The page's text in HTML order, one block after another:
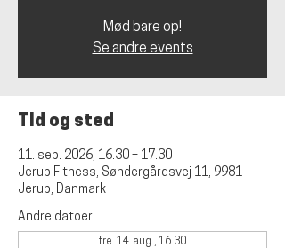
Mød bare op!
Se andre events
Tid og sted
11. sep. 2026, 16.30 – 17.30
Jerup Fitness, Søndergårdsvej 11, 9981
Jerup, Danmark
Andre datoer
fre. 14. aug., 16.30